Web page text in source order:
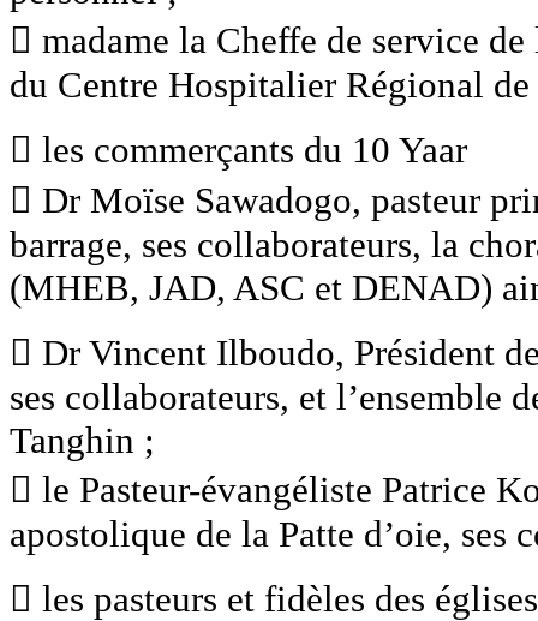
 madame la Cheffe de service
du Centre Hospitalier Régional
 les commerçants du 10 Yaar
 Dr Moïse Sawadogo, pasteur
barrage, ses collaborateurs, la
(MHEB, JAD, ASC et DENAD)
 Dr Vincent Ilboudo, Président
ses collaborateurs, et l’ensemble
Tanghin ;
 le Pasteur-évangéliste Patrice
apostolique de la Patte d’oie, ses
 les pasteurs et fidèles des